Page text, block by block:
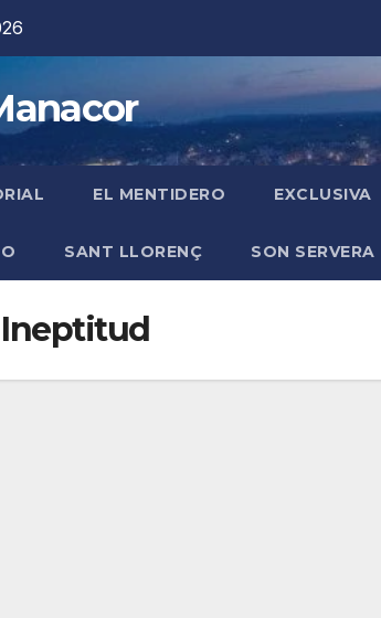
EL MENTIDERO EXCLUSIVA
SANT LLORENÇ SON SERVERA
Ineptitud